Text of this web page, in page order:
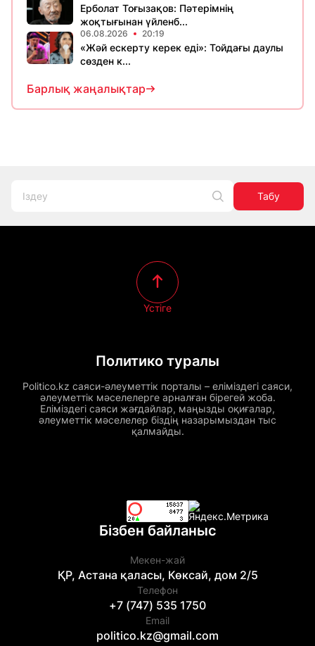
Ерболат Тоғызақов: Пәтерімнің
жоқтығынан үйленб...
06.08.2026 20:19
«Жәй ескерту керек еді»: Тойдағы даулы
сөзден к...
Барлық жаңалықтар
Табу
Политико туралы
Politico.kz саяси-әлеуметтік порталы – еліміздегі саяси,
әлеуметтік мәселелерге арналған бірегей жоба.
Еліміздегі саяси жағдайлар, маңызды оқиғалар,
әлеуметтік мәселелер біздің назарымыздан тыс
қалмайды.
Үстіге
Бізбен байланыс
Мекен-жай
ҚР, Астана қаласы, Көксай, дом 2/5
Телефон
+7 (747) 535 1750
Email
politico.kz@gmail.com